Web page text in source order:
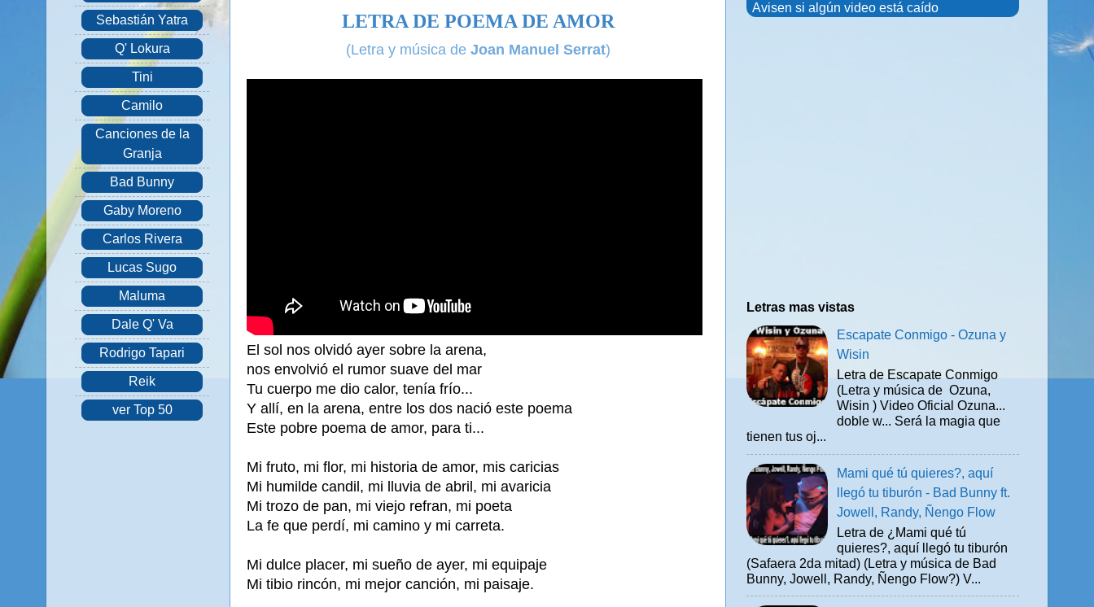
LETRA DE POEMA DE AMOR
(Letra y música de Joan Manuel Serrat)
El sol nos olvidó ayer sobre la arena,
nos envolvió el rumor suave del mar
Tu cuerpo me dio calor, tenía frío...
Y allí, en la arena, entre los dos nació este poema
Este pobre poema de amor, para ti...
Mi fruto, mi flor, mi historia de amor, mis caricias
Mi humilde candil, mi lluvia de abril, mi avaricia
Mi trozo de pan, mi viejo refran, mi poeta
La fe que perdí, mi camino y mi carreta.
Mi dulce placer, mi sueño de ayer, mi equipaje
Mi tibio rincón, mi mejor canción, mi paisaje.
Sebastián Yatra
Q' Lokura
Tini
Camilo
Canciones de la
Granja
Bad Bunny
Gaby Moreno
Carlos Rivera
Lucas Sugo
Maluma
Dale Q' Va
Rodrigo Tapari
Reik
ver Top 50
. Avisen si algún video está caído
Letras mas vistas
Escapate Conmigo - Ozuna y
Wisin
Letra de Escapate Conmigo
(Letra y música de Ozuna,
Wisin ) Video Oficial Ozuna...
doble w... Será la magia que
tienen tus oj...
Mami qué tú quieres?, aquí
llegó tu tiburón - Bad Bunny ft.
Jowell, Randy, Ñengo Flow
Letra de ¿Mami qué tú
quieres?, aquí llegó tu tiburón
(Safaera 2da mitad) (Letra y música de Bad
Bunny, Jowell, Randy, Ñengo Flow?) V...